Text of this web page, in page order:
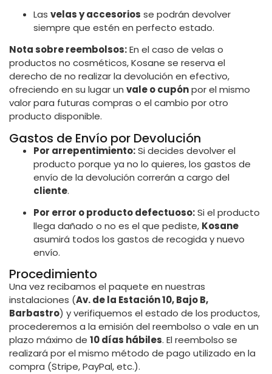
Las velas y accesorios se podrán devolver
siempre que estén en perfecto estado.
Nota sobre reembolsos:En el caso de velas o
productos no cosméticos, Kosane se reserva el
derecho de no realizar la devolución en efectivo,
ofreciendo en su lugar un vale o cupónpor el mismo
valor para futuras compras o el cambio por otro
producto disponible.
Gastos de Envío por Devolución
Por arrepentimiento:Si decides devolver el
producto porque ya no lo quieres, los gastos de
envío de la devolución correrán a cargo del
cliente.
Por error o producto defectuoso:Si el producto
llega dañado o no es el que pediste, Kosane
asumirá todos los gastos de recogida y nuevo
envío.
Procedimiento
Una vez recibamos el paquete en nuestras
instalaciones (Av. de la Estación 10, Bajo B,
Barbastro) y verifiquemos el estado de los productos,
procederemos a la emisión del reembolso o vale en un
plazo máximo de 10 días hábiles. El reembolso se
realizará por el mismo método de pago utilizado en la
compra (Stripe, PayPal, etc.).